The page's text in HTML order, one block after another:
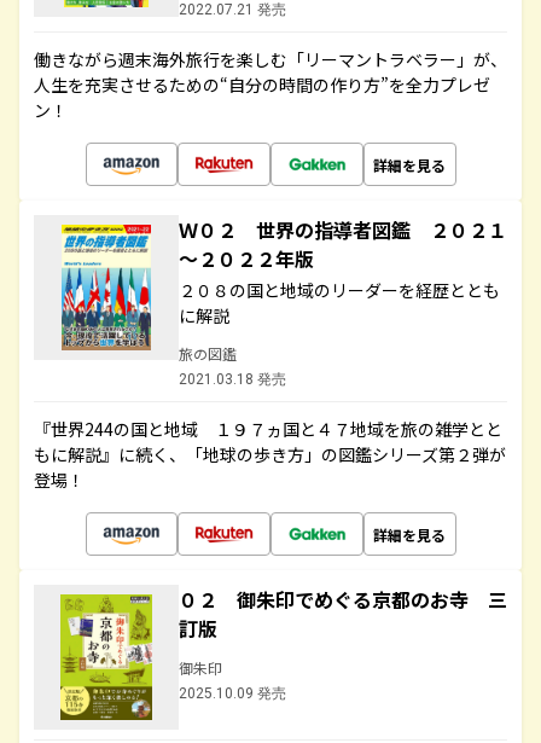
2022.07.21 発売
働きながら週末海外旅行を楽しむ「リーマントラベラー」が、
人生を充実させるための“自分の時間の作り方”を全力プレゼ
ン！
詳細を見る
Ｗ０２ 世界の指導者図鑑 ２０２１
～２０２２年版
２０８の国と地域のリーダーを経歴ととも
に解説
旅の図鑑
2021.03.18 発売
『世界244の国と地域 １９７ヵ国と４７地域を旅の雑学とと
もに解説』に続く、「地球の歩き方」の図鑑シリーズ第２弾が
登場！
詳細を見る
０２ 御朱印でめぐる京都のお寺 三
訂版
御朱印
2025.10.09 発売